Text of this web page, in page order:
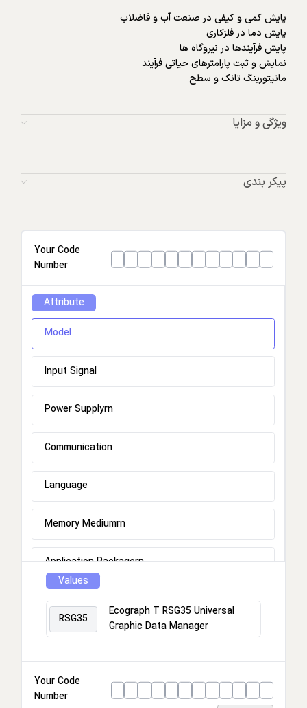
پایش کمی و کیفی در صنعت آب و فاضلاب
پایش دما در فلزکاری
پایش فرآیندها در نیروگاه ها
نمایش و ثبت پارامترهای حیاتی فرآیند
مانیتورینگ تانک و سطح
ویژگی و مزایا
پیکر بندی
Your Code
Number
Attribute
Model
Input Signal
Power Supplyrn
Communication
Language
Memory Mediumrn
Application Packagern
Housing
Test Certificatern
License package for FDM Software MS20rn
Values
RSG35
Ecograph T RSG35 Universal
Graphic Data Manager
Your Code
Number